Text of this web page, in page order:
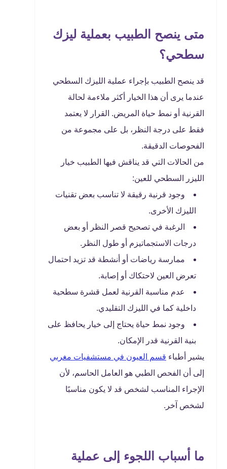
متى ينصح الطبيب بعملية ليزك
سطحي؟
قد ينصح الطبيب بإجراء عملية الليزك السطحي
عندما يرى أن هذا الخيار أكثر ملاءمة لحالة
القرنية أو نمط حياة المريض. القرار لا يعتمد
فقط على درجة النظر، بل على مجموعة من
الفحوصات الدقيقة.
من الحالات التي قد يناقش فيها الطبيب خيار
الليزر السطحي للعين:
وجود قرنية رقيقة لا تناسب بعض تقنيات
الليزك الأخرى.
الرغبة في تصحيح قصر النظر أو بعض
درجات الاستجماتيزم أو طول النظر.
ممارسة رياضات أو أنشطة قد تزيد احتمال
تعرض العين لاحتكاك أو إصابة.
عدم مناسبة القرنية لعمل قشرة سطحية
داخلية كما في الليزك التقليدي.
وجود نمط حياة يحتاج إلى خيار يحافظ على
بنية القرنية قدر الإمكان.
يشير أطباء قسم العيون في مستشفيات مغربي
إلى أن الفحص الطبي هو العامل الحاسم، لأن
الإجراء المناسب لشخص قد لا يكون مناسبًا
لشخص آخر.
ما أسباب اللجوء إلى عملية